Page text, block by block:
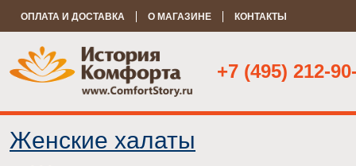
ОПЛАТА И ДОСТАВКА О МАГАЗИНЕ КОНТАКТЫ
+7 (495) 212-
Женские халаты